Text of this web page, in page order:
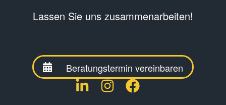
Lassen Sie uns zusammenarbeiten!
Beratungstermin vereinbaren